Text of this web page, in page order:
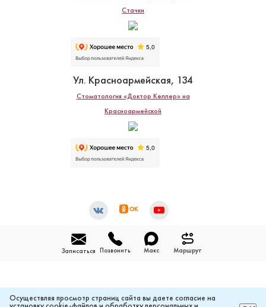
Специальность: терапия
Стаж работы: 3 года
Стачки
Ул. Красноармейская, 134
Стоматология «Доктор Келлер» на
Красноармейской
Записаться Позвонить Макс Маршрут
Осуществляя просмотр страниц сайта вы даете согласие на